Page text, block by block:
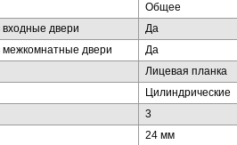
Общее
входные двери
Да
межкомнатные двери
Да
Лицевая планка
Цилиндрические
3
24 мм